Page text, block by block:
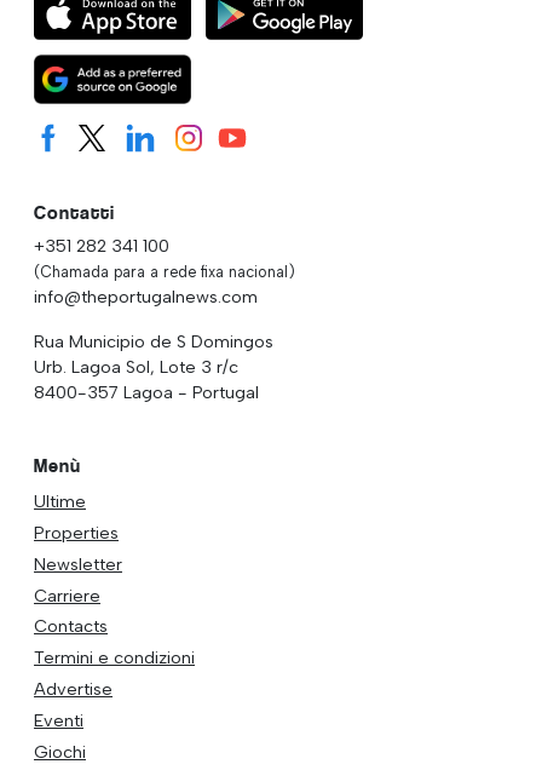
Contatti
+351 282 341 100
(Chamada para a rede fixa nacional)
info@theportugalnews.com
Rua Municipio de S Domingos
Urb. Lagoa Sol, Lote 3 r/c
8400-357 Lagoa - Portugal
Menù
Ultime
Properties
Newsletter
Carriere
Contacts
Termini e condizioni
Advertise
Eventi
Giochi